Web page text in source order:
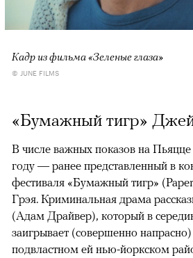
Кадр из фильма «Зеленые глаза»
© JUNE FILMS
«Бумажный тигр»
В числе важных показов на
году — ранее представленный в
фестиваля «Бумажный тигр»
Грэя. Криминальная драма
(Адам Драйвер), который в
заигрывает (совершенно
подвластном ей нью-йоркском